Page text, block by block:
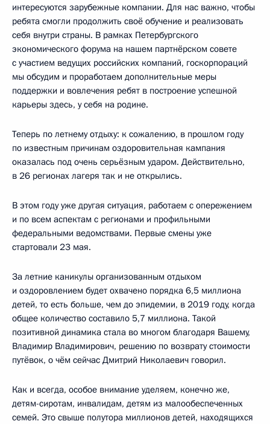
интересуются зарубежные компании. Для нас важно, чтобы
ребята смогли продолжить своё обучение и реализовать
себя внутри страны. В рамках Петербургского
экономического форума на нашем партнёрском совете
с участием ведущих российских компаний, госкорпораций
мы обсудим и проработаем дополнительные меры
поддержки и вовлечения ребят в построение успешной
карьеры здесь, у себя на родине.
Теперь по летнему отдыху: к сожалению, в прошлом году
по известным причинам оздоровительная кампания
оказалась под очень серьёзным ударом. Действительно,
в 26 регионах лагеря так и не открылись.
В этом году уже другая ситуация, работаем с опережением
и по всем аспектам с регионами и профильными
федеральными ведомствами. Первые смены уже
стартовали 23 мая.
За летние каникулы организованным отдыхом
и оздоровлением будет охвачено порядка 6,5 миллиона
детей, то есть больше, чем до эпидемии, в 2019 году, когда
общее количество составило 5,7 миллиона. Такой
позитивной динамика стала во многом благодаря Вашему,
Владимир Владимирович, решению по возврату стоимости
путёвок, о чём сейчас Дмитрий Николаевич говорил.
Как и всегда, особое внимание уделяем, конечно же,
детям-сиротам, инвалидам, детям из малообеспеченных
семей. Это свыше полутора миллионов детей, находящихся